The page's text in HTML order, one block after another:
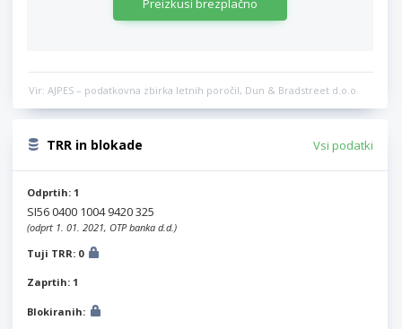
Vir: AJPES – podatkovna zbirka letnih poročil, Dun & Bradstreet d.o.o.
TRR in blokade Vsi podatki
Odprtih: 1
SI56 0400 1004 9420 325
(odprt 1. 01. 2021, OTP banka d.d.)
Tuji TRR: 0
Zaprtih: 1
Blokiranih: